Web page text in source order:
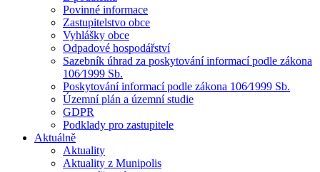
Povinné informace
Zastupitelstvo obce
Vyhlášky obce
Odpadové hospodářství
Sazebník úhrad za poskytování informací podle zákona
106⁄1999 Sb.
Poskytování informací podle zákona 106⁄1999 Sb.
Územní plán a územní studie
GDPR
Podklady pro zastupitele
Aktuálně
Aktuality
Aktuality z Munipolis